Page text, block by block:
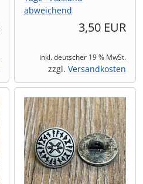
abweichend
3,50 EUR
inkl. deutscher 19 % MwSt.
zzgl. Versandkosten